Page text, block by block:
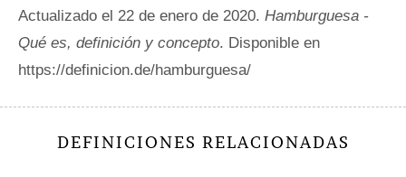
Actualizado el 22 de enero de 2020. Hamburguesa -
Qué es, definición y concepto. Disponible en
https://definicion.de/hamburguesa/
DEFINICIONES RELACIONADAS